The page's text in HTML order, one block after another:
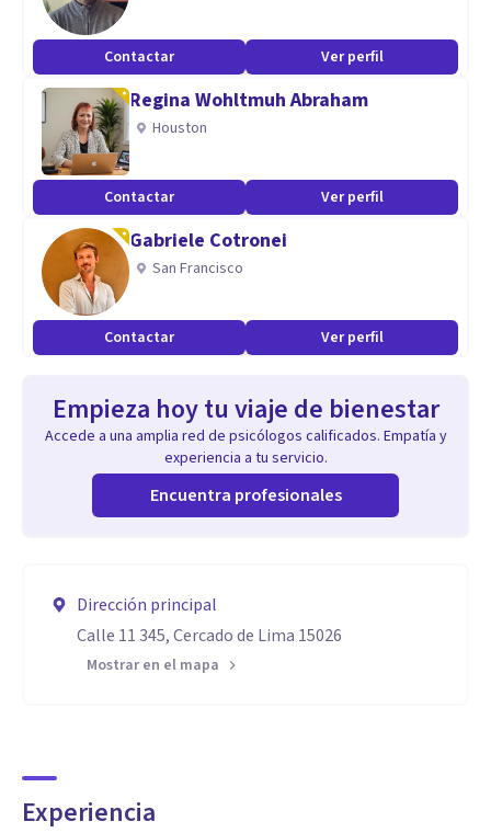
Contactar Ver perfil
Regina Wohltmuh Abraham
Houston
Contactar Ver perfil
Gabriele Cotronei
San Francisco
Contactar Ver perfil
Empieza hoy tu viaje de bienestar
Accede a una amplia red de psicólogos calificados. Empatía y
experiencia a tu servicio.
Encuentra profesionales
Dirección principal
Calle 11 345, Cercado de Lima 15026
Mostrar en el mapa
Experiencia